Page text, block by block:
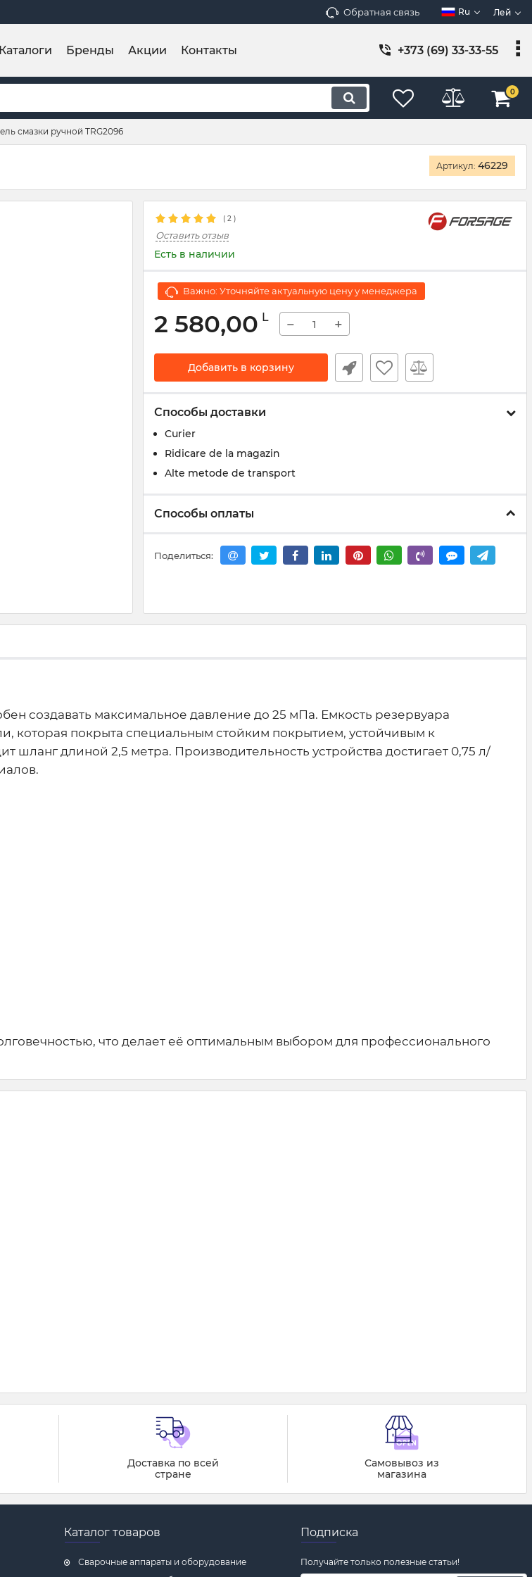
Обратная связь Ru Лей
Каталоги Бренды Акции Контакты +373 (69) 33-33-55
0
смазки ручной TRG2096
Артикул: 46229
( 2 )
Оставить отзыв
Есть в наличии
Важно: Уточняйте актуальную цену у менеджера
2 580,00 L − +
Добавить в корзину
Способы доставки
Curier
Ridicare de la magazin
Alte metode de transport
Способы оплаты
Поделиться:
создавать максимальное давление до 25 мПа. Емкость резервуара
которая покрыта специальным стойким покрытием, устойчивым к
шланг длиной 2,5 метра. Производительность устройства достигает 0,75 л/
что делает её оптимальным выбором для профессионального
Доставка по всей
стране
Самовывоз из
магазина
Каталог товаров
Сварочные аппараты и оборудование
Подписка
Получайте только полезные статьи!